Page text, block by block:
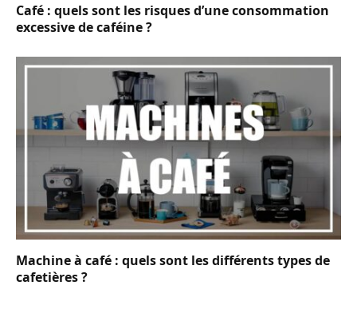
Café : quels sont les risques d’une consommation
excessive de caféine ?
Machine à café : quels sont les différents types de
cafetières ?